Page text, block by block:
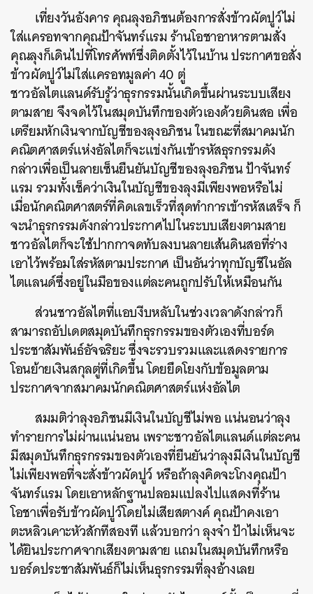
เที่ยงวันอังคาร คุณลุงอภิชนต้องการสั่งข้าวผัดปูว์ไม่
ใส่แครอทจากคุณป้าจันทร์แรม ร้านโอชาอาหารตามสั่ง
คุณลุงก็เดินไปที่โทรศัพท์ซึ่งติดตั้งไว้ในบ้าน ประกาศขอสั่ง
ข้าวผัดปูว์ไม่ใส่แครอทมูลค่า 40 ตู่
ชาวอัลไตแลนด์รับรู้ว่าธุรกรรมนั้นเกิดขึ้นผ่านระบบเสียง
ตามสาย จึงจดไว้ในสมุดบันทึกของตัวเองด้วยดินสอ เพื่อ
เตรียมหักเงินจากบัญชีของลุงอภิชน ในขณะที่สมาคมนัก
คณิตศาสตร์แห่งอัลไตก็จะแข่งกันเข้ารหัสธุรกรรมดัง
กล่าวเพื่อเป็นลายเซ็นยืนยันบัญชีของลุงอภิชน ป้าจันทร์
แรม รวมทั้งเช็คว่าเงินในบัญชีของลุงมีเพียงพอหรือไม่
เมื่อนักคณิตศาสตร์ที่คิดเลขเร็วที่สุดทำการเข้ารหัสเสร็จ ก็
จะนำธุรกรรมดังกล่าวประกาศไปในระบบเสียงตามสาย
ชาวอัลไตก็จะใช้ปากกาจดทับลงบนลายเส้นดินสอที่ร่าง
เอาไว้พร้อมใส่รหัสตามประกาศ เป็นอันว่าทุกบัญชีในอัล
ไตแลนด์ซึ่งอยู่ในมือของแต่ละคนถูกปรับให้เหมือนกัน
ส่วนชาวอัลไตที่แอบงีบหลับในช่วงเวลาดังกล่าวก็
สามารถอัปเดตสมุดบันทึกธุรกรรมของตัวเองที่บอร์ด
ประชาสัมพันธ์อัจฉริยะ ซึ่งจะรวบรวมและแสดงรายการ
โอนย้ายเงินสกุลตู่ที่เกิดขึ้น โดยยึดโยงกับข้อมูลตาม
ประกาศจากสมาคมนักคณิตศาสตร์แห่งอัลไต
สมมติว่าลุงอภิชนมีเงินในบัญชีไม่พอ แน่นอนว่าลุง
ทำรายการไม่ผ่านแน่นอน เพราะชาวอัลไตแลนด์แต่ละคน
มีสมุดบันทึกธุรกรรมของตัวเองที่ยืนยันว่าลุงมีเงินในบัญชี
ไม่เพียงพอที่จะสั่งข้าวผัดปูว์ หรือถ้าลุงคิดจะโกงคุณป้า
จันทร์แรม โดยเอาหลักฐานปลอมแปลงไปแสดงที่ร้าน
โอชาเพื่อรับข้าวผัดปูว์โดยไม่เสียสตางค์ คุณป้าคงเอา
ตะหลิวเคาะหัวสักทีสองที แล้วบอกว่า ลุงจ๋า ป้าไม่เห็นจะ
ได้ยินประกาศจากเสียงตามสาย แถมในสมุดบันทึกหรือ
บอร์ดประชาสัมพันธ์ก็ไม่เห็นธุรกรรมที่ลุงอ้างเลย